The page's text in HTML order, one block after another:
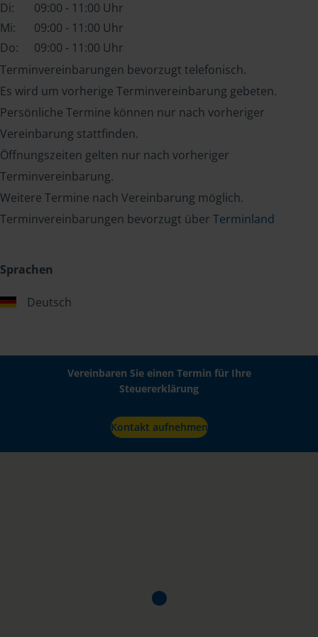
Di:
09:00 - 11:00 Uhr
Mi:
09:00 - 11:00 Uhr
Do:
09:00 - 11:00 Uhr
Terminvereinbarungen bevorzugt telefonisch.
Es wird um vorherige Terminvereinbarung gebeten.
Persönliche Termine können nur nach vorheriger
Vereinbarung stattfinden.
Öffnungszeiten gelten nur nach vorheriger
Terminvereinbarung.
Weitere Termine nach Vereinbarung möglich.
Terminvereinbarungen bevorzugt über Terminland
Sprachen
Deutsch
Vereinbaren Sie einen Termin für Ihre
Steuererklärung
Kontakt aufnehmen